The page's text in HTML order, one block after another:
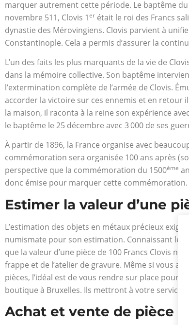
marquer autrement cette période. Le baptême
novembre 511, Clovis 1er était le roi des Francs
dynastie des Mérovingiens. Clovis parvient à
Constantinople. Cela a permis d’assurer la
L’un des faits les plus marquants de la vie de
dans la mémoire collective. Son baptême
l’extermination complète de l’armée de Clovis.
accorder la victoire sur ces ennemis et en retour
la maison, il raconta à la reine son expérience
le baptême le 25 décembre avec 3 000 de ses
À partir de 1896, la France organise avec
commémoration sera organisée 100 ans après
perspective que la commémoration du 1500ème
donc émise pour marquer cette commémoration.
Estimer la valeur d’une
L’estimation des objets en métaux précieux
numismate pour son estimation. Connaissant
que la valeur d’une pièce de 100 Francs Clovis
frappe et de l’atelier de gravure. Même si vous
pièces, l’idéal est de vous rendre sur place pour
boutique à Bruxelles. Ils mettront à votre service
Achat et vente de pièce